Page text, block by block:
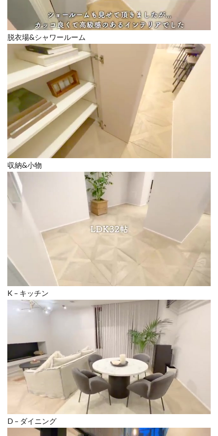
脱衣場&シャワールーム
収納&小物
K – キッチン
D – ダイニング